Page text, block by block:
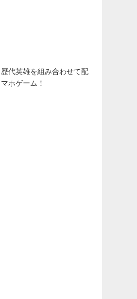
代英雄を組み合わせて配
ホゲーム！